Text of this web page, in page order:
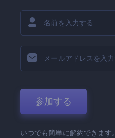
参加する
いつでも簡単に解約できます。